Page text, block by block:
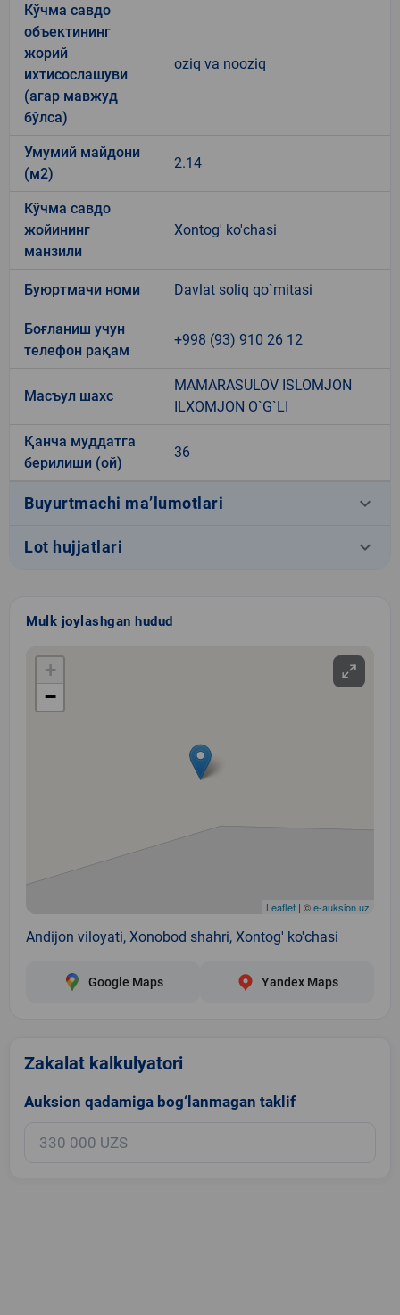
Кўчма савдо
объектининг
жорий
ихтисослашуви
(агар мавжуд
бўлса)
oziq va nooziq
Умумий майдони
(м2)
2.14
Кўчма савдо
жойининг
манзили
Xontog' ko'chasi
Буюртмачи номи Davlat soliq qo`mitasi
Боғланиш учун
телефон рақам
+998 (93) 910 26 12
Масъул шахс
MAMARASULOV ISLOMJON
ILXOMJON O`G`LI
Қанча муддатга
берилиши (ой)
36
Buyurtmachi ma’lumotlari keyboard_arrow_down
Lot hujjatlari keyboard_arrow_down
Mulk joylashgan hudud
+
−
Leaflet | ©e-auksion.uz
Andijon viloyati, Xonоbod shahri, Xontog' ko'chasi
Google Maps Yandex Maps
Zakalat kalkulyatori
Auksion qadamiga bog‘lanmagan taklif